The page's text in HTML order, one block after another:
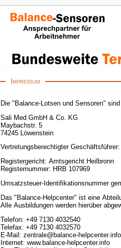
Impressum
Die "Balance-Lotsen und Sensoren"
Sali Med GmbH & Co. KG
Maybachstr. 5
74245 Löwenstein
Vertretungsberechtigter
Registergericht: Amtsgericht Heilbronn
Registernummer: HRB 107969
Umsatzsteuer-Identifikationsnummer
Das "Balance-Helpcenter" ist eine
Alle Ausbildungen werden hierüber
Telefon: +49 7130 4032540
Telefax: +49 7130 4032570
E-Mail: zentrale@balance-helpcenter.info
Internet: www.balance-helpcenter.info